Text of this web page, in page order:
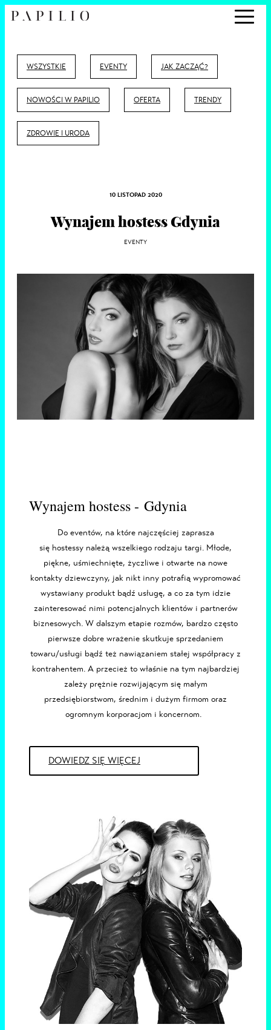
WSZYSTKIE EVENTY JAK ZACZĄĆ?
NOWOŚCI W PAPILIO OFERTA TRENDY
ZDROWIE I URODA
10 LISTOPAD 2020
Wynajem hostess Gdynia
EVENTY
Wynajem hostess - Gdynia
Do eventów, na które najczęściej zaprasza
się hostessy należą wszelkiego rodzaju targi. Młode,
piękne, uśmiechnięte, życzliwe i otwarte na nowe
kontakty dziewczyny, jak nikt inny potrafią wypromować
wystawiany produkt bądź usługę, a co za tym idzie
zainteresować nimi potencjalnych klientów i partnerów
biznesowych. W dalszym etapie rozmów, bardzo często
pierwsze dobre wrażenie skutkuje sprzedaniem
towaru/usługi bądź też nawiązaniem stałej współpracy z
kontrahentem. A przecież to właśnie na tym najbardziej
zależy prężnie rozwijającym się małym
przedsiębiorstwom, średnim i dużym firmom oraz
ogromnym korporacjom i koncernom.
DOWIEDZ SIĘ WIĘCEJ